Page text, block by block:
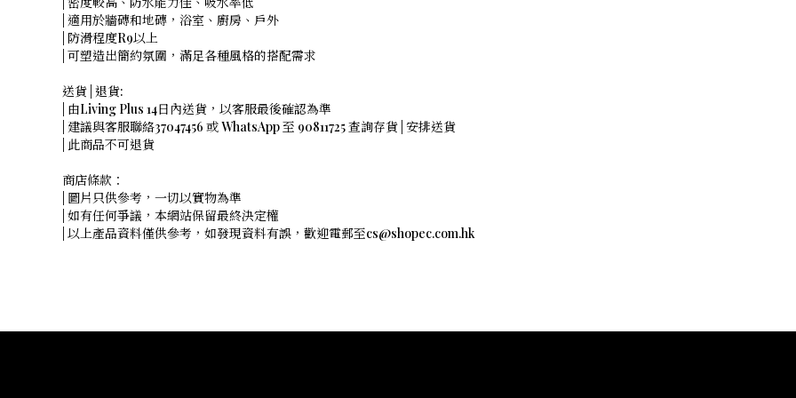
| 適用於牆磚和地磚，浴室、廚房、戶外
| 防滑程度R9以上
| 可塑造出簡約氛圍，滿足各種風格的搭配需求
送貨 | 退貨:
| 由Living Plus 14日內送貨，以客服最後確認為準
| 建議與客服聯絡37047456 或 WhatsApp 至 90811725 查詢存貨 | 安排送貨
| 此商品不可退貨
商店條款：
| 圖片只供參考，一切以實物為準
| 如有任何爭議，本網站保留最終決定權
| 以上產品資料僅供參考，如發現資料有誤，歡迎電郵至cs@shopec.com.hk